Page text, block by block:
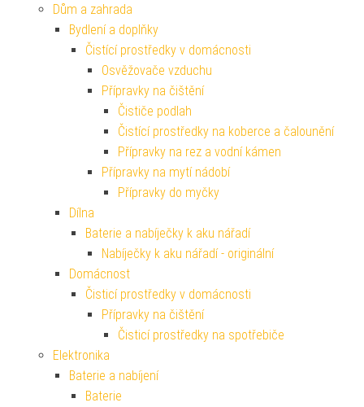
Dům a zahrada
Bydlení a doplňky
Čistící prostředky v domácnosti
Osvěžovače vzduchu
Přípravky na čištění
Čističe podlah
Čistící prostředky na koberce a čalounění
Přípravky na rez a vodní kámen
Přípravky na mytí nádobí
Přípravky do myčky
Dílna
Baterie a nabíječky k aku nářadí
Nabíječky k aku nářadí - originální
Domácnost
Čisticí prostředky v domácnosti
Přípravky na čištění
Čisticí prostředky na spotřebiče
Elektronika
Baterie a nabíjení
Baterie